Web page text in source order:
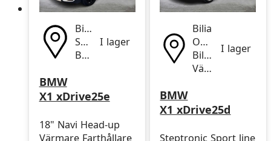
Bilia
Segeltorp
BMW
I lager
BMW
X1 xDrive25e
18" Navi Head-up
Värmare Farthållare
Bilia
Outlet
Bilhall
Värnhem
I lager
BMW
X1 xDrive25d
Steptronic Sport line